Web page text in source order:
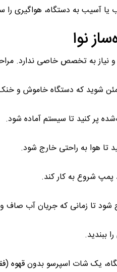
یا آسیب به دستگاه، هواگیری
نوا
و نیاز به تخصص خاصی ندارد.
شوید که دستگاه خاموش و
پر کنید تا سیستم آماده شود.
تا هوا به راحتی خارج شود.
پمپ شروع به کار کند.
شود تا زمانی که جریان آب
ببندید.
یک شات اسپرسو بدون قهوه